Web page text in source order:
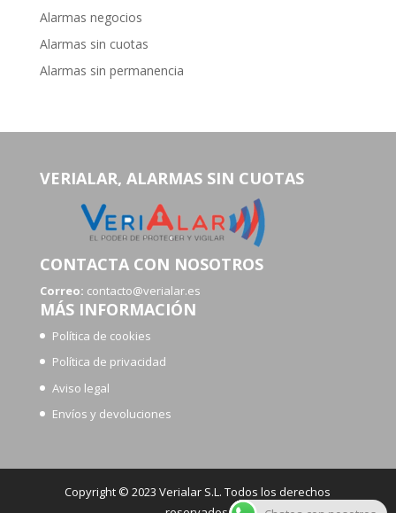
Alarmas negocios
Alarmas sin cuotas
Alarmas sin permanencia
VERIALAR, ALARMAS SIN CUOTAS
CONTACTA CON NOSOTROS
Correo: contacto@verialar.es
MÁS INFORMACIÓN
Política de cookies
Política de privacidad
Aviso legal
Envíos y devoluciones
Copyright © 2023 Verialar S.L. Todos los derechos